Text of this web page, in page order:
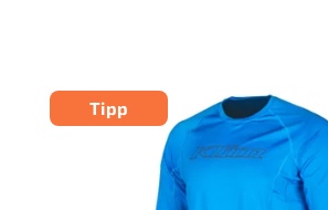
Tipp